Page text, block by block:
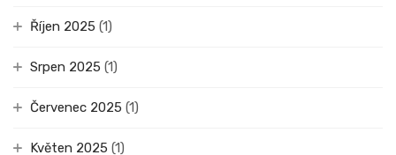
Říjen 2025 (1)
Srpen 2025 (1)
Červenec 2025 (1)
Květen 2025 (1)